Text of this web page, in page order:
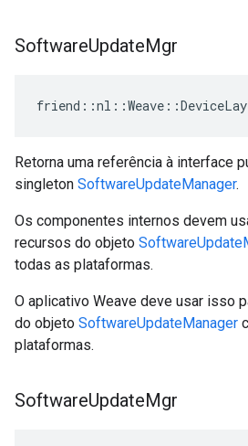
SoftwareUpdateMgr
Retorna uma referência à interface
singleton SoftwareUpdateManager.
Os componentes internos devem
recursos do objeto
todas as plataformas.
O aplicativo Weave deve usar isso
do objeto SoftwareUpdateManager
plataformas.
SoftwareUpdateMgr